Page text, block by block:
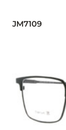
JM7109